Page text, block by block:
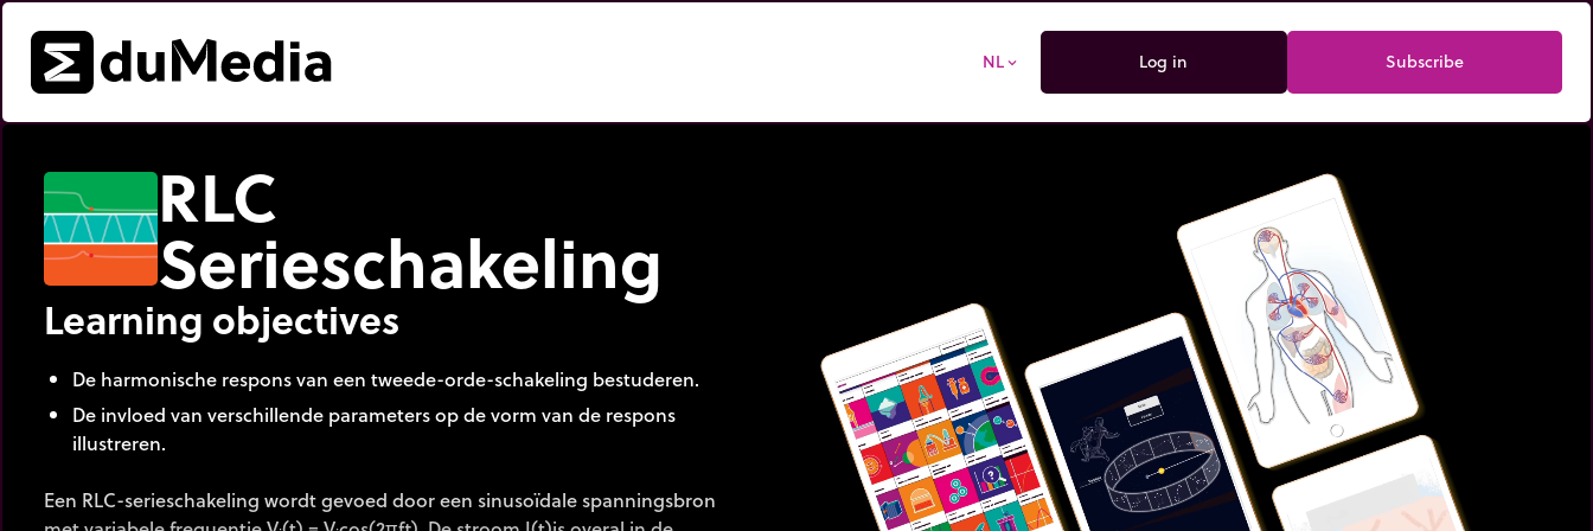
NL expand_more Log in Subscribe
RLC
Serieschakeling
Learning objectives
De harmonische respons van een tweede-orde-schakeling bestuderen.
De invloed van verschillende parameters op de vorm van de respons
illustreren.
Een RLC-serieschakeling wordt gevoed door een sinusoïdale spanningsbron